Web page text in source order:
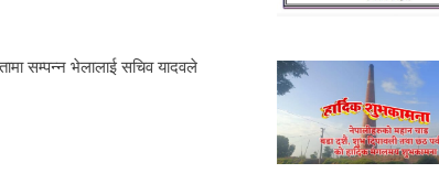
सम्पन्न भेलालाई सचिव यादवले